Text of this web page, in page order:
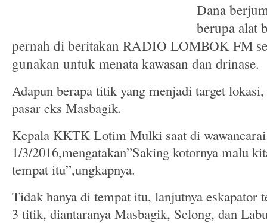
Dana
berupa alat
pernah di beritakan RADIO LOMBOK FM
gunakan untuk menata kawasan dan drinase.
Adapun berapa titik yang menjadi target
pasar eks Masbagik.
Kepala KKTK Lotim Mulki saat di wawancarai
1/3/2016,mengatakan”Saking kotornya malu
tempat itu”,ungkapnya.
Tidak hanya di tempat itu, lanjutnya eskapator
3 titik, diantaranya Masbagik, Selong, dan